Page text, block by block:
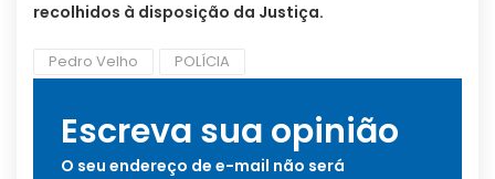
recolhidos à disposição da Justiça.
Pedro Velho POLÍCIA
Escreva sua opinião
O seu endereço de e-mail não será